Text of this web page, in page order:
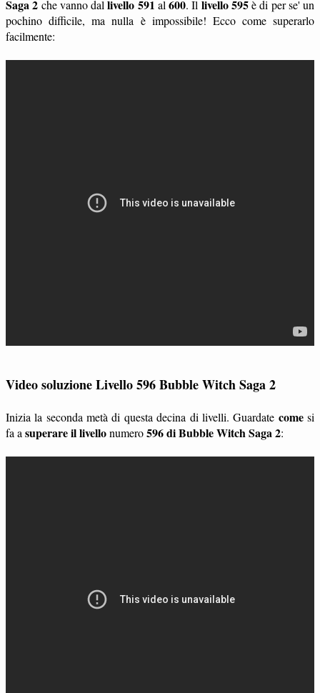
Saga 2 che vanno dallivello 591 al 600. Il livello 595è di per se' un
pochino difficile, ma nulla è impossibile! Ecco come superarlo
facilmente:
Video soluzione Livello 596 Bubble Witch Saga 2
Inizia la seconda metà di questa decina di livelli. Guardate comesi
fa a superare il livellonumero596 di Bubble Witch Saga 2: